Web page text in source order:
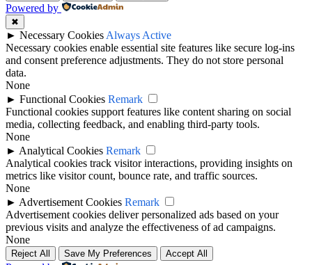
Powered by
✖
► Necessary Cookies Always Active
Necessary cookies enable essential site features like secure log-ins
and consent preference adjustments. They do not store personal
data.
None
► Functional Cookies Remark
Functional cookies support features like content sharing on social
media, collecting feedback, and enabling third-party tools.
None
► Analytical Cookies Remark
Analytical cookies track visitor interactions, providing insights on
metrics like visitor count, bounce rate, and traffic sources.
None
► Advertisement Cookies Remark
Advertisement cookies deliver personalized ads based on your
previous visits and analyze the effectiveness of ad campaigns.
None
Reject All Save My Preferences Accept All